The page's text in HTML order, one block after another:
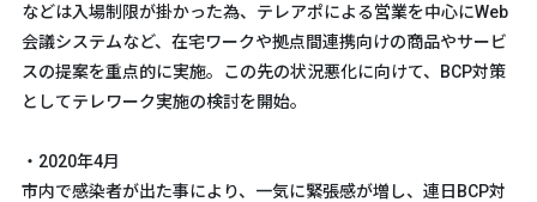
などは入場制限が掛かった為、テレアポによる営業を中心にWeb
会議システムなど、在宅ワークや拠点間連携向けの商品やサービ
スの提案を重点的に実施。この先の状況悪化に向けて、BCP対策
としてテレワーク実施の検討を開始。
・2020年4月
市内で感染者が出た事により、一気に緊張感が増し、連日BCP対